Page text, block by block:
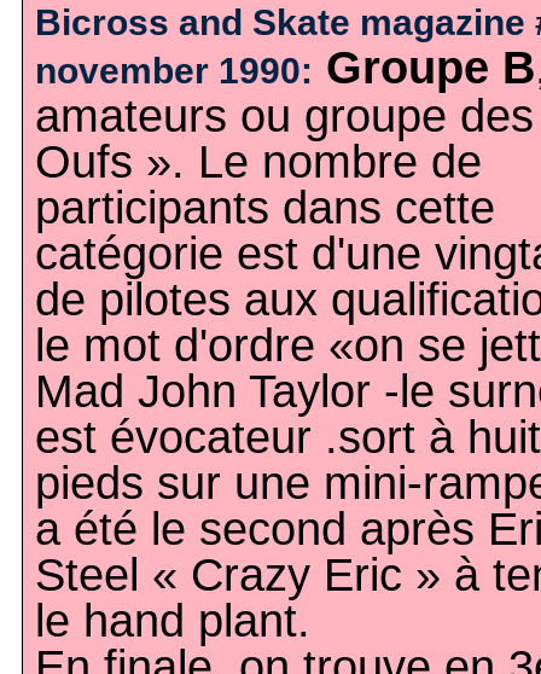
Bicross and Skate magazine
november 1990: Groupe B
amateurs ou groupe
Oufs ». Le nombre de
participants dans cette
catégorie est d'une
de pilotes aux
le mot d'ordre «on se
Mad John Taylor -le
est évocateur .sort à huit
pieds sur une mini-
a été le second après
Steel « Crazy Eric » à
le hand plant.